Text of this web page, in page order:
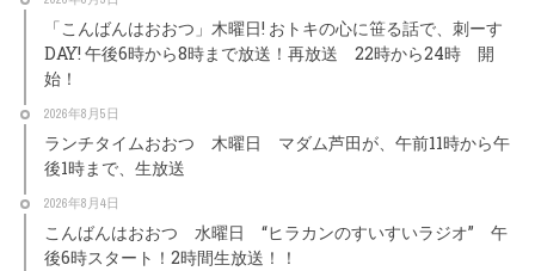
「こんばんはおおつ」木曜日! おトキの心に笹る話で、刺ーす
DAY! 午後6時から8時まで放送！再放送 22時から24時 開
始！
2026年8月5日
ランチタイムおおつ 木曜日 マダム芦田が、午前11時から午
後1時まで、生放送
2026年8月4日
こんばんはおおつ 水曜日 “ヒラカンのすいすいラジオ” 午
後6時スタート！2時間生放送！！